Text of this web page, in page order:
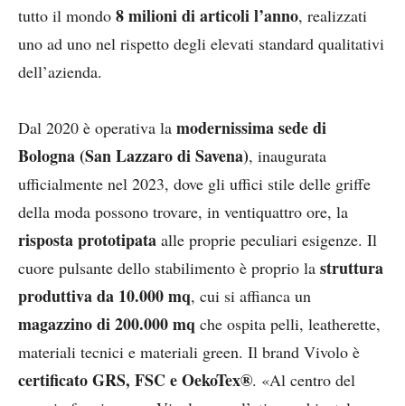
tutto il mondo 8 milioni di articoli l’anno, realizzati
uno ad uno nel rispetto degli elevati standard qualitativi
dell’azienda.
Dal 2020 è operativa la modernissima sede di
Bologna (San Lazzaro di Savena), inaugurata
ufficialmente nel 2023, dove gli uffici stile delle griffe
della moda possono trovare, in ventiquattro ore, la
risposta prototipata alle proprie peculiari esigenze. Il
cuore pulsante dello stabilimento è proprio la struttura
produttiva da 10.000 mq, cui si affianca un
magazzino di 200.000 mq che ospita pelli, leatherette,
materiali tecnici e materiali green. Il brand Vivolo è
certificato GRS, FSC e OekoTex®. «Al centro del